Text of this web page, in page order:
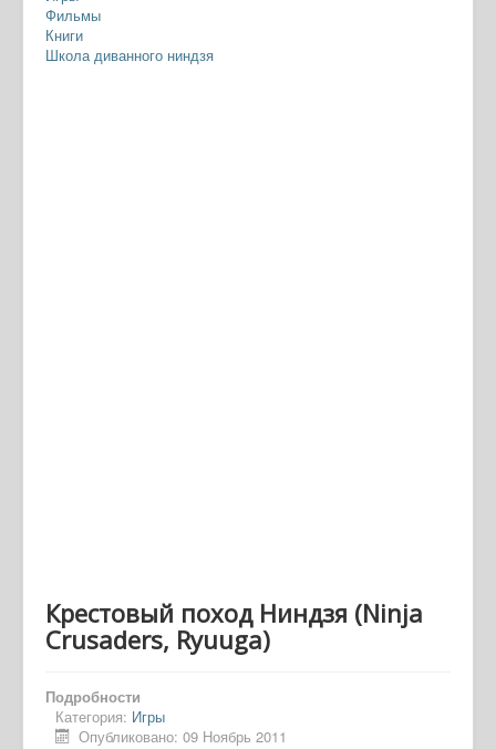
Фильмы
Книги
Школа диванного ниндзя
Крестовый поход Ниндзя (Ninja
Crusaders, Ryuuga)
Подробности
Категория: Игры
Опубликовано: 09 Ноябрь 2011